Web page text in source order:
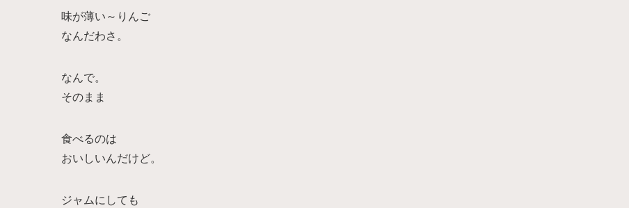
味が薄い～りんご
なんだわさ。
なんで。
そのまま
食べるのは
おいしいんだけど。
ジャムにしても